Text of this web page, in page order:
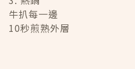
牛扒每一邊
10秒煎熟外層